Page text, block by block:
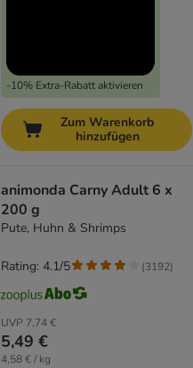
-10% Extra-Rabatt aktivieren
Zum Warenkorb
hinzufügen
animonda Carny Adult 6 x
200 g
Pute, Huhn & Shrimps
UVP 7,74 €
5,49 €
4,58 € / kg
Rating: 4.1/5 (3192)